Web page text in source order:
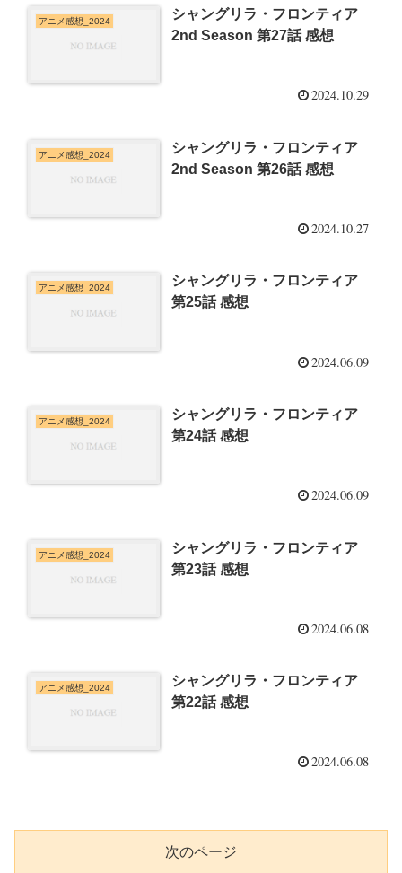
アニメ感想_2024
シャングリラ・フロンティア
2nd Season 第27話 感想
2024.10.29
アニメ感想_2024
シャングリラ・フロンティア
2nd Season 第26話 感想
2024.10.27
アニメ感想_2024
シャングリラ・フロンティア
第25話 感想
2024.06.09
アニメ感想_2024
シャングリラ・フロンティア
第24話 感想
2024.06.09
アニメ感想_2024
シャングリラ・フロンティア
第23話 感想
2024.06.08
アニメ感想_2024
シャングリラ・フロンティア
第22話 感想
2024.06.08
次のページ